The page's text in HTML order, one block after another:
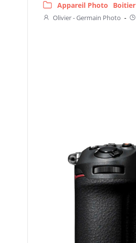
Appareil Photo Boitier
Olivier - Germain Photo -